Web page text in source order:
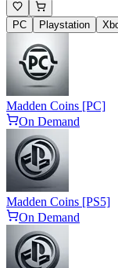
PC Playstation
Madden Coins [PC]
On Demand
Madden Coins [PS5]
On Demand